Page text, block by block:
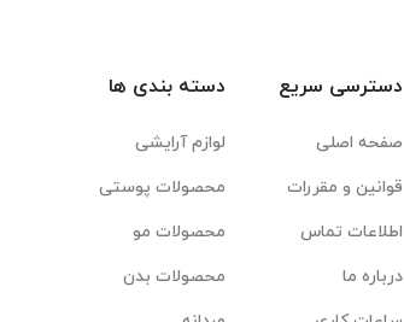
دسترسی سریع
صفحه اصلی
قوانین و مقررات
اطلاعات تماس
درباره ما
دسته بندی ها
لوازم آرایشی
محصولات پوستی
محصولات مو
محصولات بدن